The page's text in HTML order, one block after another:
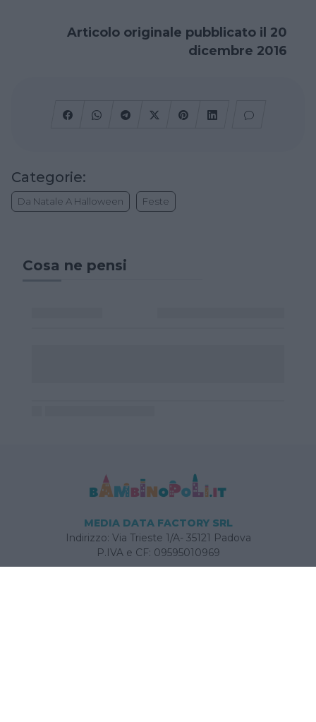
Articolo originale pubblicato il 20
dicembre 2016
Categorie:
Da Natale A Halloween Feste
Cosa ne pensi
MEDIA DATA FACTORY SRL
Indirizzo: Via Trieste 1/A- 35121 Padova
P.IVA e CF: 09595010969